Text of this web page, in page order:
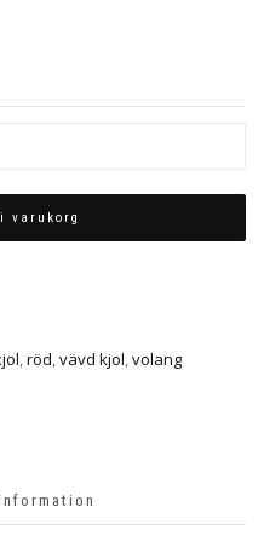
varukorg
,röd,vävd kjol,volang